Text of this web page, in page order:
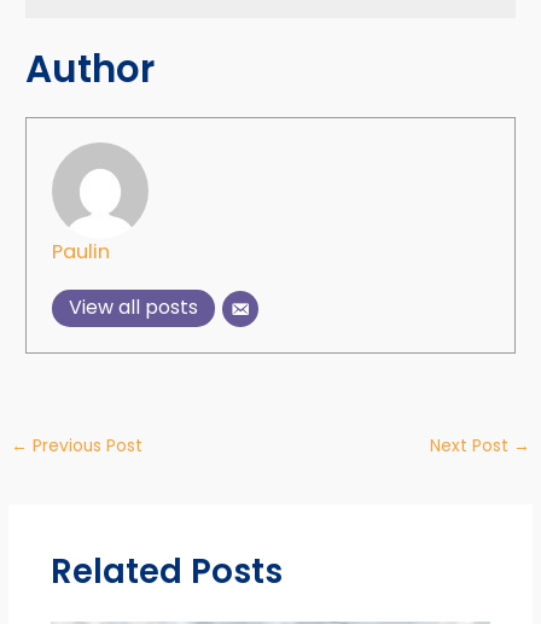
Author
Paulin
View all posts
← Previous Post Next Post →
Related Posts